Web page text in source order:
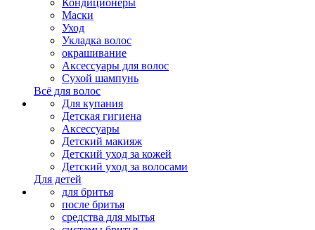
Кондиционеры
Маски
Уход
Укладка волос
окрашивание
Аксессуары для волос
Сухой шампунь
Всё для волос
Для купания
Детская гигиена
Аксессуары
Детский макияж
Детский уход за кожей
Детский уход за волосами
Для детей
для бритья
после бритья
средства для мытья